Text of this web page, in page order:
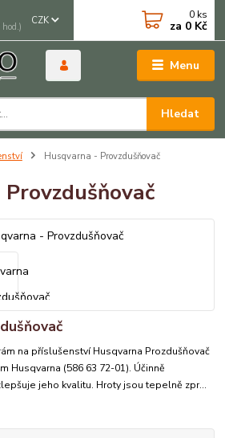
Menu
CZK
Hledat
0 ks
za 0 Kč
Husqvarna - Provzdušňovač
na příslušenství Husqvarna Prozdušňovač
Husqvarna (586 63 72-01). Účinně
jeho kvalitu. Hroty jsou tepelně zpr...